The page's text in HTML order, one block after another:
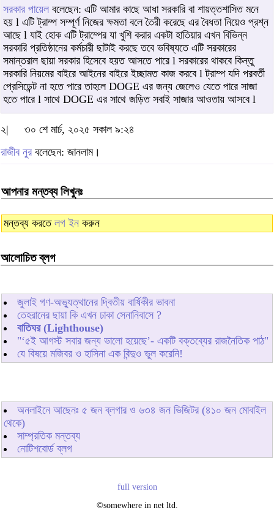
সরকার পায়েল বলেছেন: এটি আমার কাছে আধা সরকারি বা শায়ত্তশাসিত মনে
হয় l এটি ট্রাম্প সম্পূর্ণ নিজের ক্ষমতা বলে তৈরী করেছে এর বৈধতা নিয়েও প্রশ্ন
আছে l যাই হোক এটি ট্রাম্পের যা খুশি করার একটা হাতিয়ার এখন বিভিন্ন
সরকারি প্রতিষ্ঠানের কর্মচারী ছাটাই করছে তবে ভবিষ্যতে এটি সরকারের
সমান্তরাল ছায়া সরকার হিসেবে হয়ত আসতে পারে l সরকারের থাকবে কিন্তু
সরকারি নিয়মের বাইরে আইনের বাইরে ইচ্ছামত কাজ করবে l ট্রাম্প যদি পরবর্তী
প্রেসিডেন্ট না হতে পারে তাহলে DOGE এর জন্য জেলেও যেতে পারে সাজা
হতে পারে l সাথে DOGE এর সাথে জড়িত সবাই সাজার আওতায় আসবে l
২|
৩০ শে মার্চ, ২০২৫ সকাল ৯:২৪
রাজীব নুর বলেছেন: জানলাম।
আপনার মন্তব্য লিখুনঃ
মন্তব্য করতে লগ ইন করুন
আলোচিত ব্লগ
জুলাই গণ-অভ্যুত্থানের দ্বিতীয় বার্ষিকীর ভাবনা
তেহরানের ছায়া কি এখন ঢাকা সেনানিবাসে ?
বাতিঘর (Lighthouse)
"‘৫ই আগস্ট সবার জন্য ভালো হয়েছে’- একটি বক্তব্যের রাজনৈতিক পাঠ"
যে বিষয়ে মজিবর ও হাসিনা এক বিন্দুও ভুল করেনি!
অনলাইনে আছেনঃ ৫ জন ব্লগার ও ৬৩৪ জন ভিজিটর (৪১০ জন মোবাইল
থেকে)
সাম্প্রতিক মন্তব্য
নোটিশবোর্ড ব্লগ
full version
©somewhere in net ltd.